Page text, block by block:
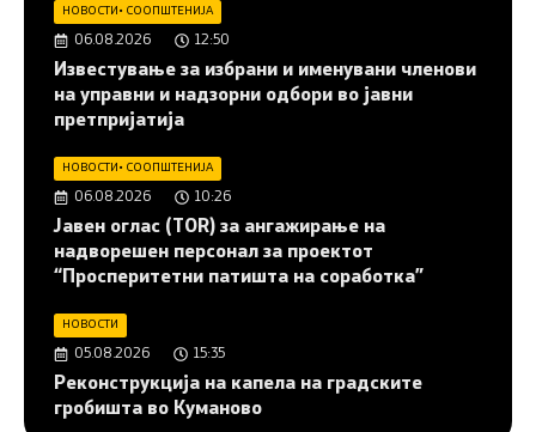
НОВОСТИ• СООПШТЕНИЈА
06.08.2026 12:50
Известување за избрани и именувани членови
на управни и надзорни одбори во јавни
претпријатија
НОВОСТИ• СООПШТЕНИЈА
06.08.2026 10:26
Јавен оглас (ТОR) за ангажирање на
надворешен персонал за проектот
“Просперитетни патишта на соработка”
НОВОСТИ
05.08.2026 15:35
Реконструкција на капела на градските
гробишта во Куманово